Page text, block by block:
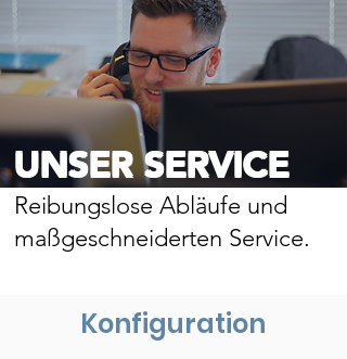
UNSER SERVICE
Reibungslose Abläufe und
maßgeschneiderten Service.
Konfiguration